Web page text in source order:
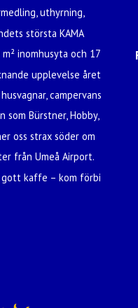
uthyrning,
största KAMA
inomhusyta och 17
upplevelse året
campervans
som Bürstner, Hobby,
oss strax söder om
från Umeå Airport.
gott kaffe – kom förbi